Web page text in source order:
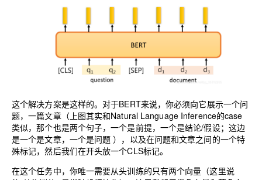
这个解决方案是这样的。对于BERT来说，你必须向它展示一个问
题，一篇文章（上图其实和Natural Language Inference的case
类似，那个也是两个句子，一个是前提，一个是结论/假设；这边
是一个是文章，一个是问题 ），以及在问题和文章之间的一个特
殊标记，然后我们在开头放一个CLS标记。
在这个任务中，你唯一需要从头训练的只有两个向量（这里说